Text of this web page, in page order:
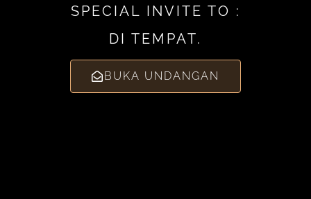
SPECIAL INVITE TO :
DI TEMPAT.
BUKA UNDANGAN